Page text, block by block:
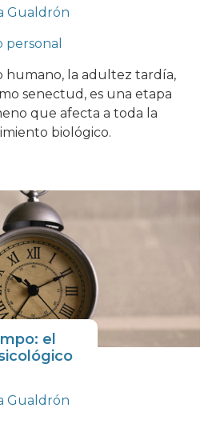
Gualdrón
personal
humano, la adultez tardía,
senectud, es una etapa
que afecta a toda la
biológico.
el
Gualdrón